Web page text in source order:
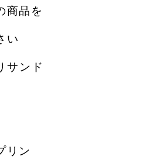
商品を
い
サンド
リン